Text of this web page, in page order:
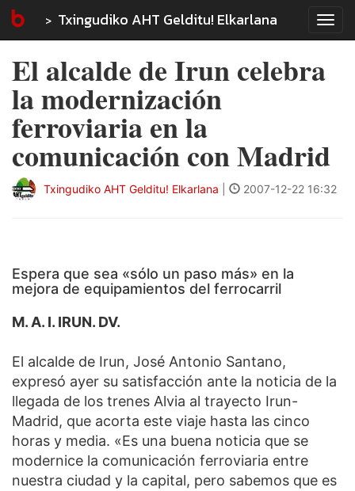
Txingudiko AHT Gelditu! Elkarlana
El alcalde de Irun celebra
la modernización
ferroviaria en la
comunicación con Madrid
Txingudiko AHT Gelditu! Elkarlana 2007-12-22 16:32
Espera que sea «sólo un paso más» en la
mejora de equipamientos del ferrocarril
M. A. I. IRUN. DV.
El alcalde de Irun, José Antonio Santano,
expresó ayer su satisfacción ante la noticia de la
llegada de los trenes Alvia al trayecto Irun-
Madrid, que acorta este viaje hasta las cinco
horas y media. «Es una buena noticia que se
modernice la comunicación ferroviaria entre
nuestra ciudad y la capital, pero sabemos que es